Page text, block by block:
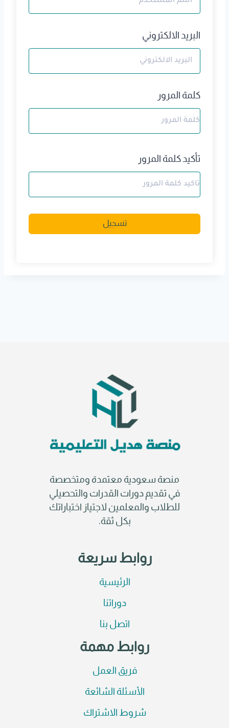
البريد الالكتروني
كلمة المرور
تأكيد كلمة المرور
l
تسجيل
منصة سعودية معتمدة ومتخصصة
في تقديم دورات القدرات والتحصيلي
للطلاب والمعلمين لاجتياز اختباراتك
بكل ثقة.
روابط سريعة
الرئيسية
دوراتنا
اتصل بنا
روابط مهمة
فريق العمل
الأسئلة الشائعة
شروط الاشتراك